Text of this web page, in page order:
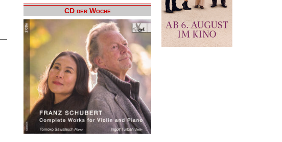
CD der Woche